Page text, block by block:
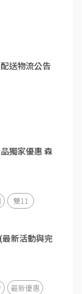
送物流公告
獨家優惠 森
雙11
新活動與完
最新優惠